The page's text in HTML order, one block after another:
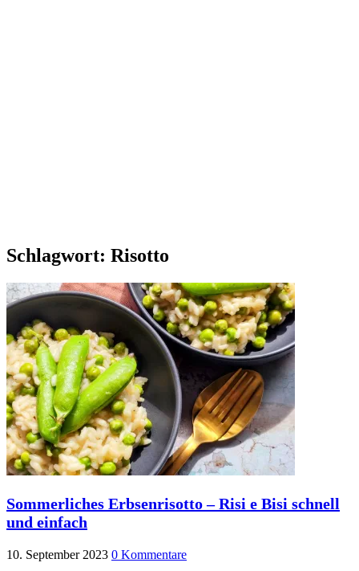
Schlagwort: Risotto
Sommerliches Erbsenrisotto – Risi e Bisi schnell
und einfach
10. September 2023 0 Kommentare